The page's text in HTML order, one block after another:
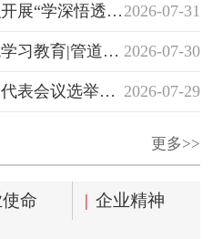
2026-07-31
党建精神”主题党日活动
2026-07-30
和践行正确政绩观”专题党课学习
2026-07-29
议选举团的代表
更多>>
命 | 企业精神